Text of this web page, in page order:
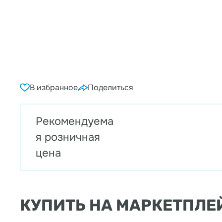
В избранное Поделиться
Рекомендуема
я розничная
цена
КУПИТЬ НА